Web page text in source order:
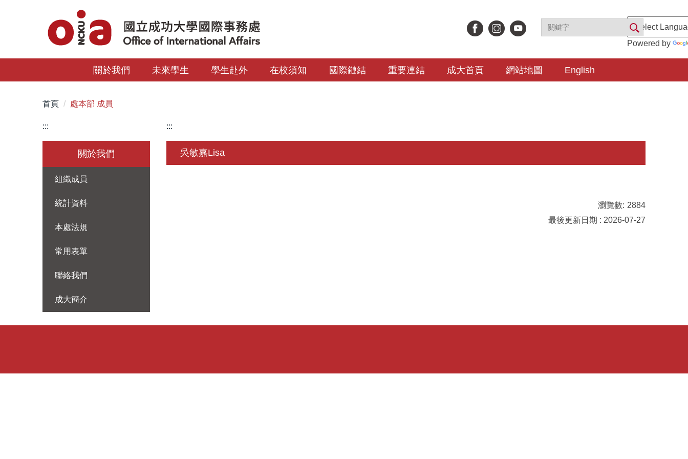
內
區
Powered by
關於我們 未來學生 學生赴外 在校須知 國際鏈結 重要連結 成大首頁 網站地圖 English
首頁 處本部 成員
:::
關於我們
組織成員
統計資料
本處法規
常用表單
聯絡我們
成大簡介
:::
吳敏嘉Lisa
瀏覽數: 2884
最後更新日期 : 2026-07-27